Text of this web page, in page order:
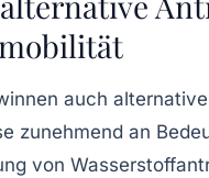
auch
zunehmend an
von